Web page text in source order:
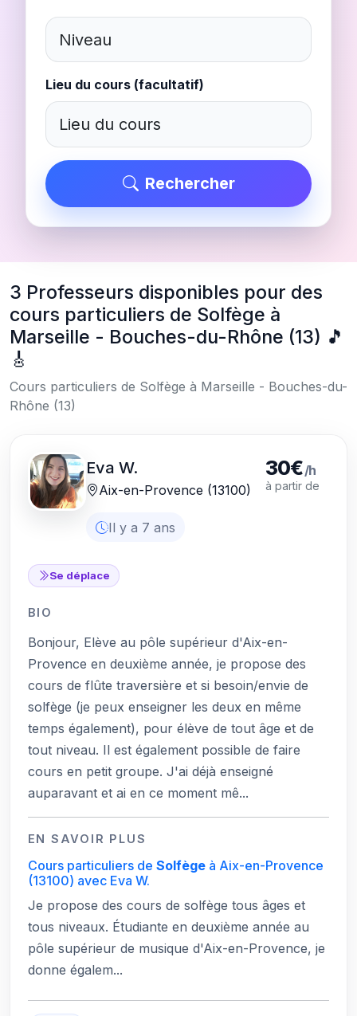
Lieu du cours (facultatif)
Rechercher
3 Professeurs disponibles pour des
cours particuliers de Solfège à
Marseille - Bouches-du-Rhône (13) 🎵
🎸
Cours particuliers de Solfège à Marseille - Bouches-du-
Rhône (13)
Eva W.
Aix-en-Provence (13100)
Il y a 7 ans
30€/h
à partir de
Se déplace
BIO
Bonjour, Elève au pôle supérieur d'Aix-en-
Provence en deuxième année, je propose des
cours de flûte traversière et si besoin/envie de
solfège (je peux enseigner les deux en même
temps également), pour élève de tout âge et de
tout niveau. Il est également possible de faire
cours en petit groupe. J'ai déjà enseigné
auparavant et ai en ce moment mê...
EN SAVOIR PLUS
Cours particuliers de Solfègeà Aix-en-Provence
(13100) avec Eva W.
Je propose des cours de solfège tous âges et
tous niveaux. Étudiante en deuxième année au
pôle supérieur de musique d'Aix-en-Provence, je
donne égalem...